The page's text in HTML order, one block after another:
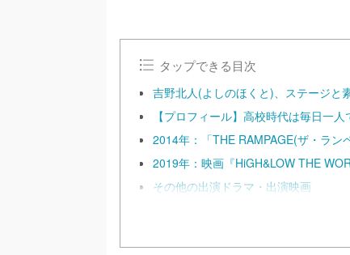
タップできる目次
吉野北人(よしのほくと)、ステージと
【プロフィール】高校時代は毎日一
2014年：「THE RAMPAGE(ザ・ラン
2019年：映画『HiGH&LOW THE
その他の出演ドラマ・出演映画